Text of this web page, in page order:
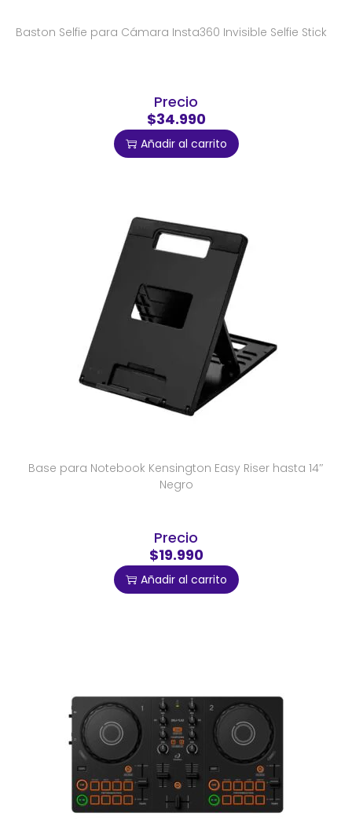
Baston Selfie para Cámara Insta360 Invisible Selfie Stick
Precio
$34.990
Añadir al carrito
Base para Notebook Kensington Easy Riser hasta 14″
Negro
Precio
$19.990
Añadir al carrito